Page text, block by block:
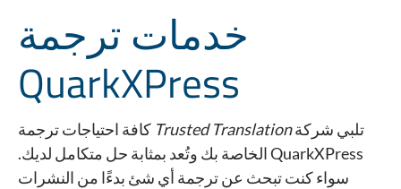
خدمات ترجمة
QuarkXPress
تلبي شركةTrusted Translation كافة احتياجات ترجمة
QuarkXPress الخاصة بك وتُعد بمثابة حل متكامل لديك.
سواء كنت تبحث عن ترجمة أي شئ بدءًا من النشرات